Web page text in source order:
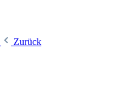
Zurück